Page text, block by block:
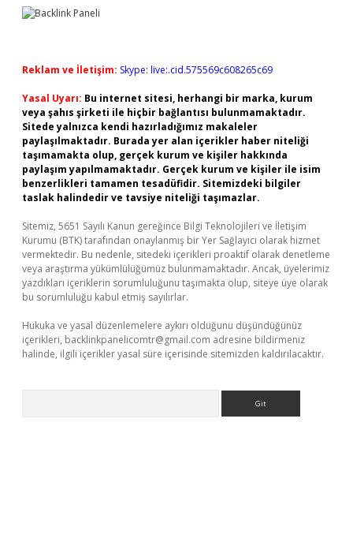
Reklam ve İletişim: Skype: live:.cid.575569c608265c69
Yasal Uyarı: Bu internet sitesi, herhangi bir marka, kurum
veya şahıs şirketi ile hiçbir bağlantısı bulunmamaktadır.
Sitede yalnızca kendi hazırladığımız makaleler
paylaşılmaktadır. Burada yer alan içerikler haber niteliği
taşımamakta olup, gerçek kurum ve kişiler hakkında
paylaşım yapılmamaktadır. Gerçek kurum ve kişiler ile isim
benzerlikleri tamamen tesadüfidir. Sitemizdeki bilgiler
taslak halindedir ve tavsiye niteliği taşımazlar.
Sitemiz, 5651 Sayılı Kanun gereğince Bilgi Teknolojileri ve İletişim
Kurumu (BTK) tarafından onaylanmış bir Yer Sağlayıcı olarak hizmet
vermektedir. Bu nedenle, sitedeki içerikleri proaktif olarak denetleme
veya araştırma yükümlülüğümüz bulunmamaktadır. Ancak, üyelerimiz
yazdıkları içeriklerin sorumluluğunu taşımakta olup, siteye üye olarak
bu sorumluluğu kabul etmiş sayılırlar.
Hukuka ve yasal düzenlemelere aykırı olduğunu düşündüğünüz
içerikleri, backlinkpanelicomtr@gmail.com adresine bildirmeniz
halinde, ilgili içerikler yasal süre içerisinde sitemizden kaldırılacaktır.